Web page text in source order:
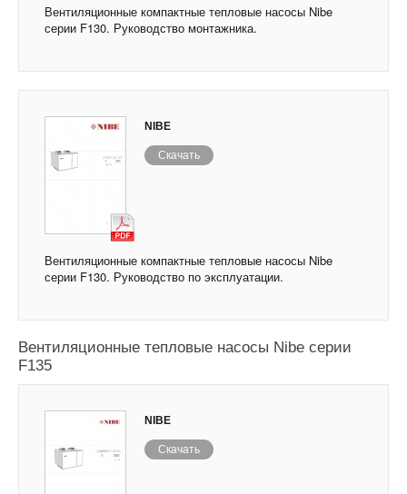
Вентиляционные компактные тепловые насосы Nibe
серии F130. Руководство монтажника.
NIBE
Скачать
Вентиляционные компактные тепловые насосы Nibe
серии F130. Руководство по эксплуатации.
Вентиляционные тепловые насосы Nibe серии
F135
NIBE
Скачать